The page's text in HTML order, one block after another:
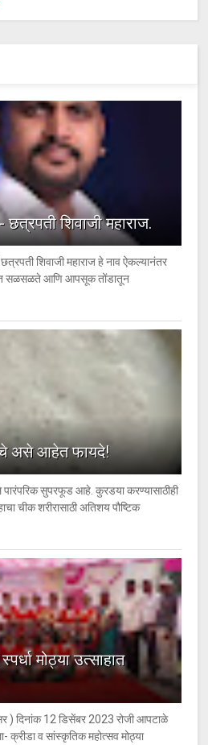
शिवाजी महाराज.
शिवाजी महाराज हे नाव ऐकल्यानंतर
सळसळते आणि आपसूक तोंडातून
असे आहेत फायदे!
सुपरफूड आहे. कुरडया करण्यासाठीही
चीक शरीरासाठी अतिशय पौष्टिक
मोठ्या उत्साहात
) दिनांक 12 डिसेंबर 2023 रोजी आपटाळे
क्रीडा व सांस्कृतिक महोत्सव मोठ्या